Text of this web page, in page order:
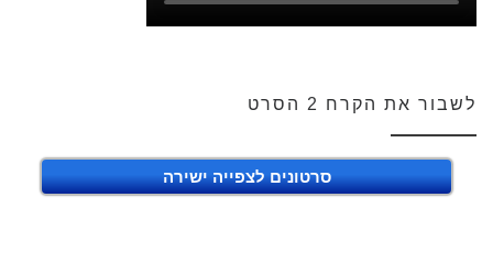
לשבור את הקרח 2 הסרט
סרטונים לצפייה ישירה